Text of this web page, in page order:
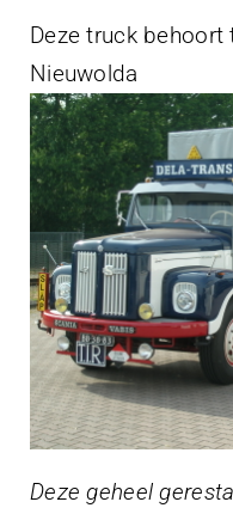
Deze truck behoort
Nieuwolda
Deze geheel